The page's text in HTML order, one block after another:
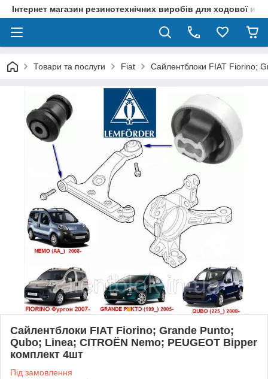
Інтернет магазин резинотехнічних виробів для ходової и
Товари та послуги Fiat Сайлентблоки FIAT Fiorino;
Сайлентблоки FIAT Fiorino; Grande Punto;
Qubo; Linea; CITROËN Nemo; PEUGEOT Bipper
комплект 4шт
Під замовлення